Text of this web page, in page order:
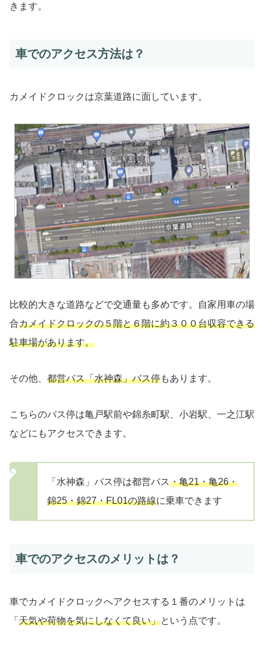
きます。
車でのアクセス方法は？
カメイドクロックは京葉道路に面しています。
比較的大きな道路などで交通量も多めです。自家用車の場
合カメイドクロックの５階と６階に約３００台収容できる
駐車場があります。
その他、 都営バス「水神森」バス停もあります。
こちらのバス停は亀戸駅前や錦糸町駅、小岩駅、一之江駅
などにもアクセスできます。
「水神森」バス停は都営バス・亀21・亀26・
錦25・錦27・FL01の路線に乗車できます
車でのアクセスのメリットは？
車でカメイドクロックへアクセスする１番のメリットは
「 天気や荷物を気にしなくて良い」という点です。